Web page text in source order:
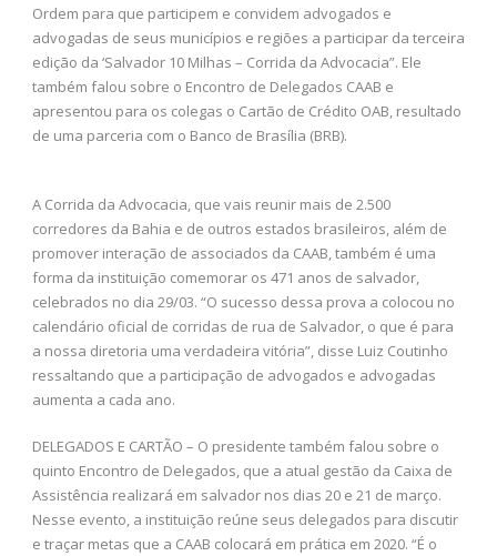
Ordem para que participem e convidem advogados e
advogadas de seus municípios e regiões a participar da terceira
edição da ‘Salvador 10 Milhas – Corrida da Advocacia”. Ele
também falou sobre o Encontro de Delegados CAAB e
apresentou para os colegas o Cartão de Crédito OAB, resultado
de uma parceria com o Banco de Brasília (BRB).
A Corrida da Advocacia, que vais reunir mais de 2.500
corredores da Bahia e de outros estados brasileiros, além de
promover interação de associados da CAAB, também é uma
forma da instituição comemorar os 471 anos de salvador,
celebrados no dia 29/03. “O sucesso dessa prova a colocou no
calendário oficial de corridas de rua de Salvador, o que é para
a nossa diretoria uma verdadeira vitória”, disse Luiz Coutinho
ressaltando que a participação de advogados e advogadas
aumenta a cada ano.
DELEGADOS E CARTÃO – O presidente também falou sobre o
quinto Encontro de Delegados, que a atual gestão da Caixa de
Assistência realizará em salvador nos dias 20 e 21 de março.
Nesse evento, a instituição reúne seus delegados para discutir
e traçar metas que a CAAB colocará em prática em 2020. “É o